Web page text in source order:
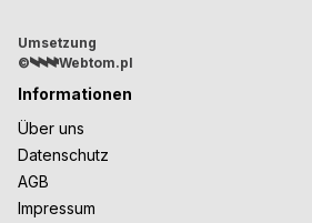
Umsetzung
©
Webtom.pl
Informationen
Über uns
Datenschutz
AGB
Impressum